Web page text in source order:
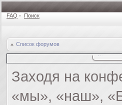
FAQ • Поиск
Список форумов
Заходя на
«мы», «наш»,